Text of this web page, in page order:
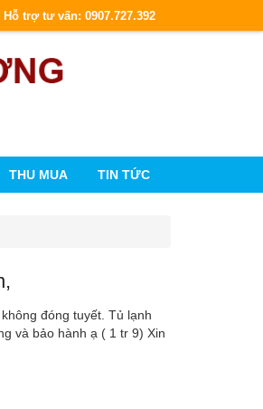
Hỗ trợ tư vấn: 0907.727.392
THU MUA TIN TỨC
đóng tuyết. Tủ lạnh
và bảo hành ạ ( 1 tr 9) Xin